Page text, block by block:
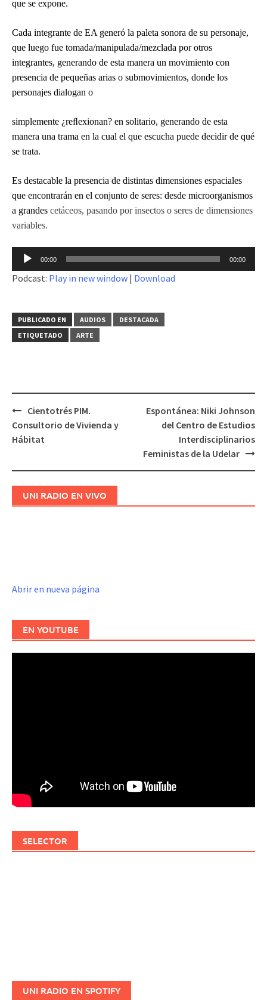
que se expone.
Cada integrante de EA generó la paleta sonora de su personaje,
que luego fue tomada/manipulada/mezclada por otros
integrantes, generando de esta manera un movimiento con
presencia de pequeñas arias o submovimientos, donde los
personajes dialogan o
simplemente ¿reﬂexionan? en solitario, generando de esta
manera una trama en la cual el que escucha puede decidir de qué
se trata.
Es destacable la presencia de distintas dimensiones espaciales
que encontrarán en el conjunto de seres: desde microorganismos
a grandes cetáceos, pasando por insectos o seres de dimensiones
variables.
Reproductor
audio
00:00 00:00
Podcast: Play in new window | Download
PUBLICADO EN AUDIOS
DESTACADA
ETIQUETADO
ARTE
Navegación
de
Cientotrés PIM.
Consultorio de Vivienda y
Hábitat
Espontánea: Niki Johnson
del Centro de Estudios
Interdisciplinarios
Feministas de la Udelar
UNI RADIO EN VIVO
Abrir en nueva página
EN YOUTUBE
SELECTOR
UNI RADIO EN SPOTIFY